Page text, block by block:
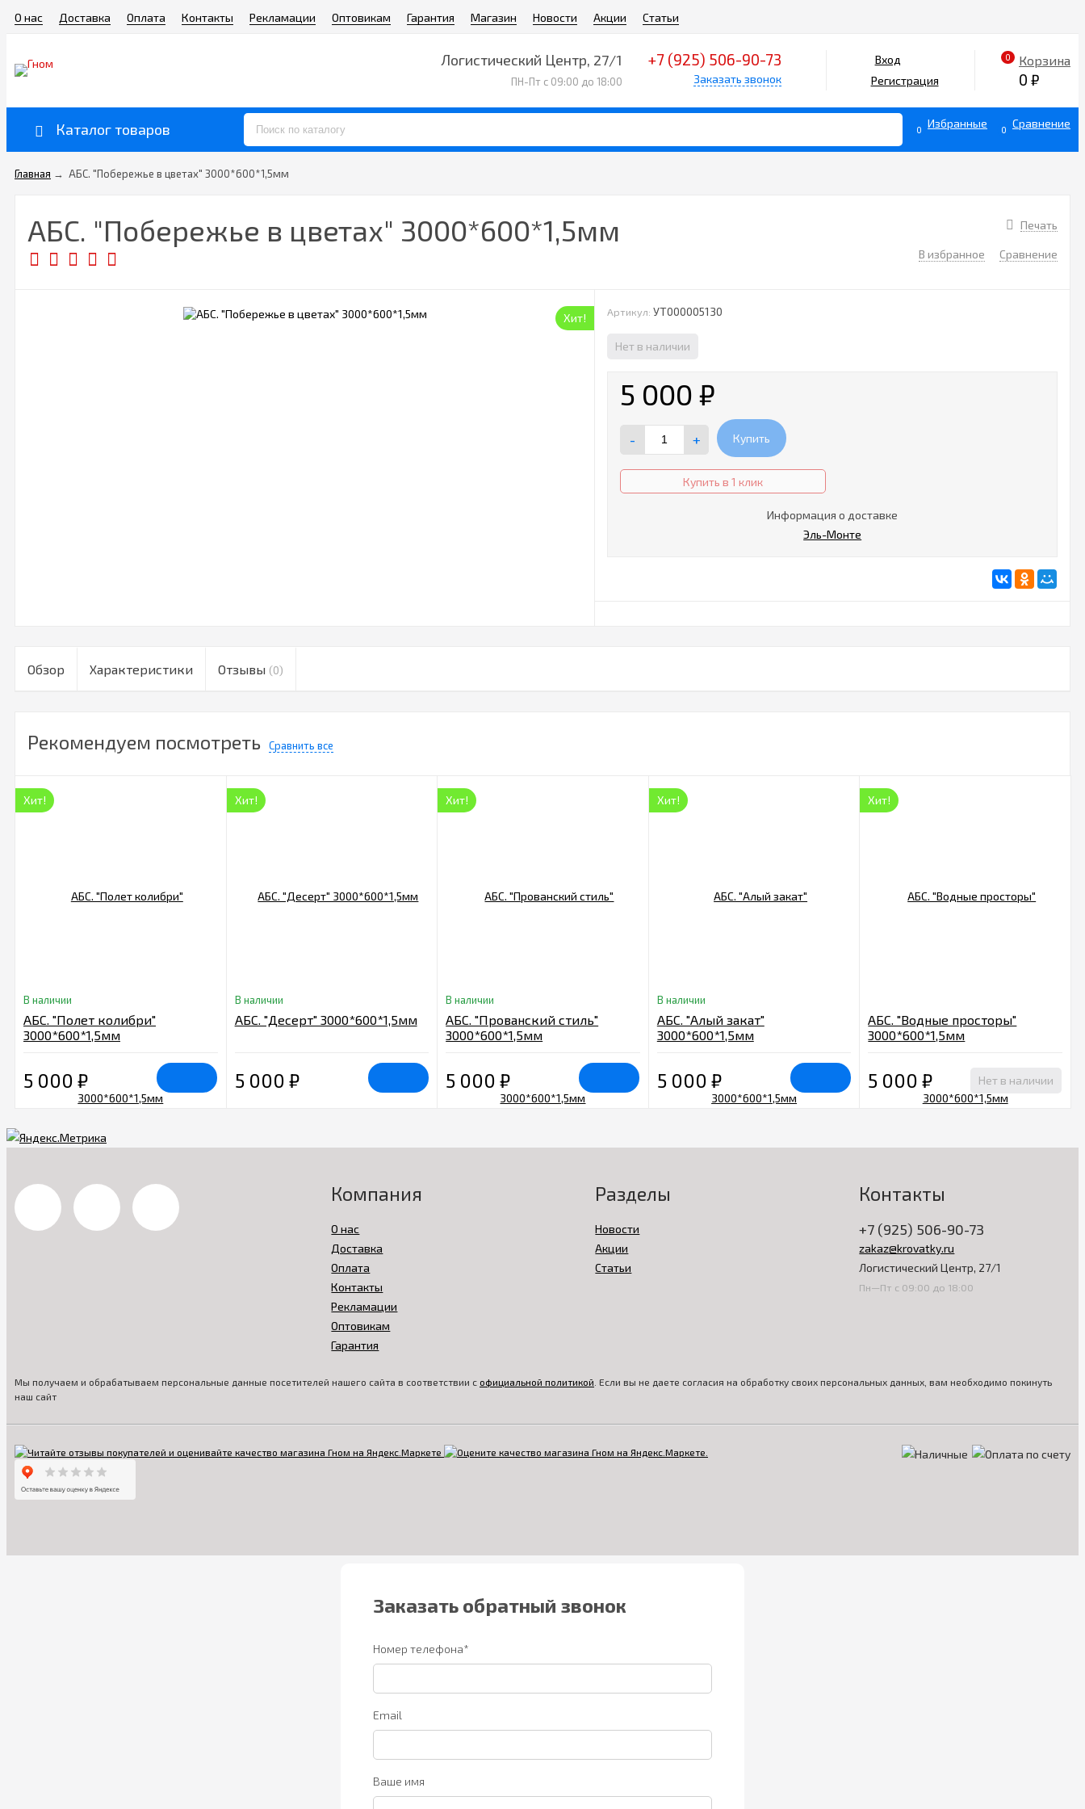
О нас Доставка Оплата Контакты Рекламации Оптовикам Гарантия Магазин Новости Акции Статьи
Логистический Центр, 27/1
ПН-Пт с 09:00 до 18:00
+7 (925) 506-90-73
Заказать звонок
Вход
Регистрация
0 Корзина
0 ₽
Каталог товаров 0 Избранные 0 Сравнение
Главная → АБС. "Побережье в цветах" 3000*600*1,5мм
Печать
АБС. "Побережье в цветах" 3000*600*1,5мм
В избранное Сравнение
Хит! Артикул: УТ000005130
Нет в наличии
5 000₽
- + Купить
Купить в 1 клик
Информация о доставке
Эль-Монте
Обзор Характеристики Отзывы (0)
Рекомендуем посмотреть Сравнить все
Хит!
В наличии
АБС. "Полет колибри"
3000*600*1,5мм
5 000 ₽
Хит!
В наличии
АБС. "Десерт" 3000*600*1,5мм
5 000 ₽
Хит!
В наличии
АБС. "Прованский стиль"
3000*600*1,5мм
5 000₽
Хит!
В наличии
АБС. "Алый закат"
3000*600*1,5мм
5 000 ₽
Хит!
АБС. "Водные просторы"
3000*600*1,5мм
5 000₽ Нет в наличии
Компания
О нас
Доставка
Оплата
Контакты
Рекламации
Оптовикам
Гарантия
Разделы
Новости
Акции
Статьи
Контакты
+7 (925) 506-90-73
zakaz@krovatky.ru
Логистический Центр, 27/1
Пн—Пт с 09:00 до 18:00
Мы получаем и обрабатываем персональные данные посетителей нашего сайта в соответствии с официальной политикой . Если вы не даете согласия на обработку своих персональных данных, вам необходимо покинуть
наш сайт
Заказать обратный звонок
Номер телефона*
Email
Ваше имя